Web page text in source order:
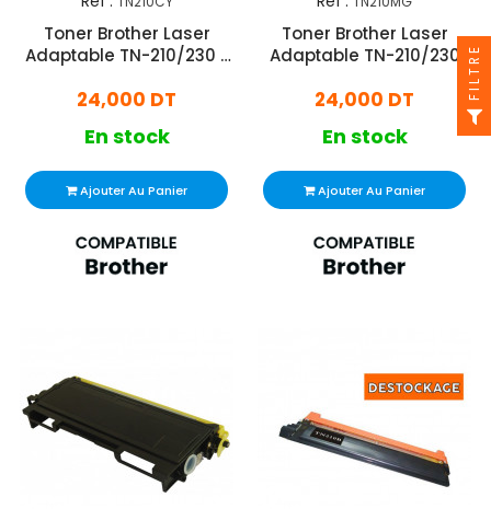
Toner Brother Laser
Adaptable TN-210/230 -
24,000 DT
En stock
Ajouter Au Panier
Toner Brother Laser
Adaptable TN-210/230
24,000 DT
En stock
Ajouter Au Panier
FILTRE